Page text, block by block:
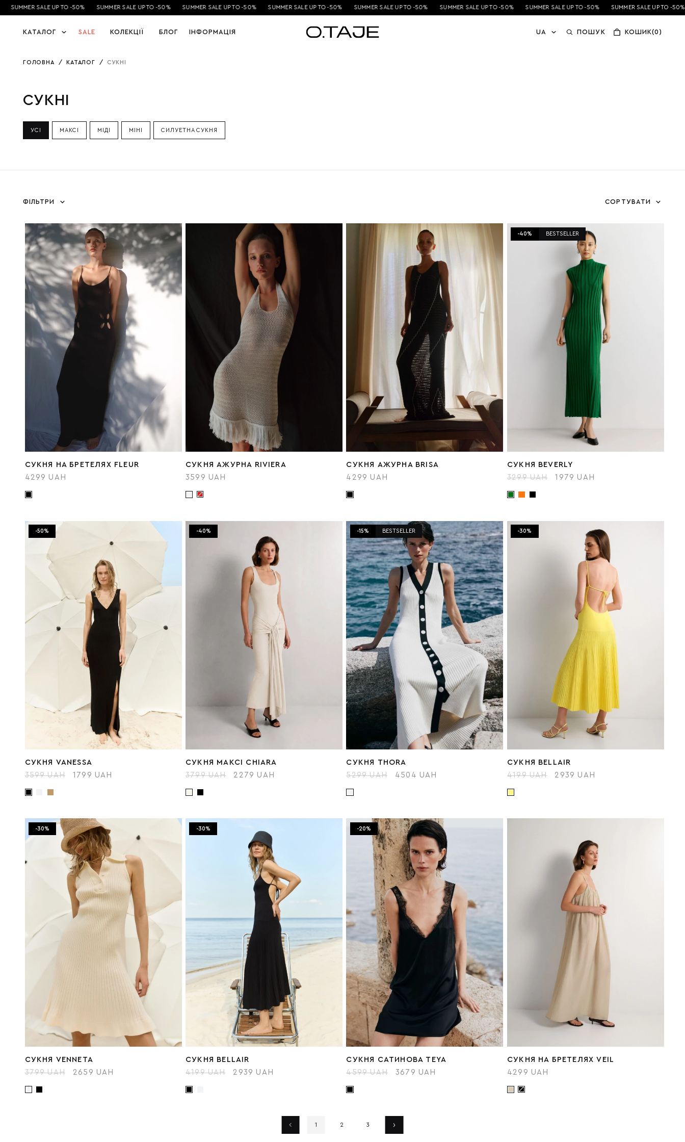
SUMMER SALE UP TO -50% SUMMER SALE UP TO -50% SUMMER SALE UP TO -50% SUMMER SALE UP TO -50% SUMMER SALE UP TO -50% SUMMER SALE UP TO -50% SUMMER SALE UP TO -50% SUMMER SALE UP TO -50%
КАТАЛОГ SALE КОЛЕКЦІЇ БЛОГ ІНФОРМАЦІЯ UA ПОШУК КОШИК(0)
ГОЛОВНА / КАТАЛОГ / СУКНІ
СУКНІ
УСI МАКСI МІДІ МІНІ СИЛУЕТНА СУКНЯ
ФІЛЬТРИ СОРТУВАТИ
СУКНЯ НА БРЕТЕЛЯХ FLEUR
4299 UAH
СУКНЯ АЖУРНА RIVIERA
3599 UAH
СУКНЯ АЖУРНА BRISA
4299 UAH
-40% BESTSELLER
СУКНЯ BEVERLY
3299 UAH
1979 UAH
-50%
СУКНЯ VANESSA
3599 UAH
1799 UAH
-40%
СУКНЯ МАКСІ CHIARA
3799 UAH
2279 UAH
-15% BESTSELLER
СУКНЯ THORA
5299 UAH
4504 UAH
-30%
СУКНЯ BELLAIR
4199 UAH
2939 UAH
-30%
СУКНЯ VENNETA
3799 UAH
2659 UAH
-30%
СУКНЯ BELLAIR
4199 UAH
2939 UAH
-20%
СУКНЯ САТИНОВА TEYA
4599 UAH
3679 UAH
СУКНЯ НА БРЕТЕЛЯХ VEIL
4299 UAH
1 2 3